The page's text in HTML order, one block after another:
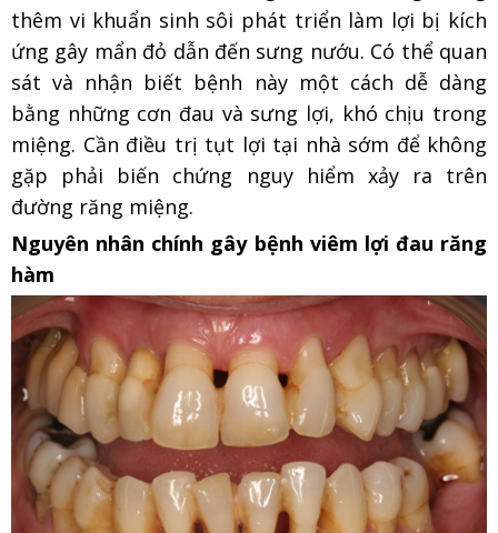
thêm vi khuẩn sinh sôi phát triển làm lợi bị kích
ứng gây mẩn đỏ dẫn đến sưng nướu. Có thể quan
sát và nhận biết bệnh này một cách dễ dàng
bằng những cơn đau và sưng lợi, khó chịu trong
miệng. Cần điều trị tụt lợi tại nhà sớm để không
gặp phải biến chứng nguy hiểm xảy ra trên
đường răng miệng.
Nguyên nhân chính gây bệnh viêm lợi đau răng
hàm